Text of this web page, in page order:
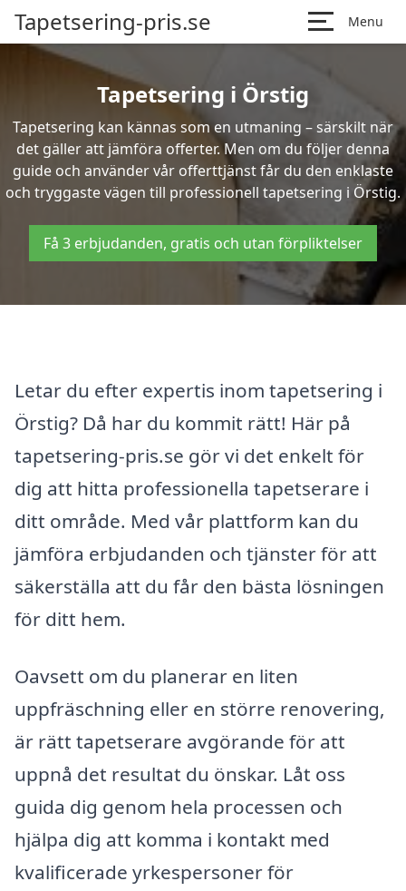
Tapetsering-pris.se Menu
Tapetsering i Örstig
Tapetsering kan kännas som en utmaning – särskilt när
det gäller att jämföra offerter. Men om du följer denna
guide och använder vår offerttjänst får du den enklaste
och tryggaste vägen till professionell tapetsering i Örstig.
Få 3 erbjudanden, gratis och utan förpliktelser
Letar du efter expertis inom tapetsering i
Örstig? Då har du kommit rätt! Här på
tapetsering-pris.se gör vi det enkelt för
dig att hitta professionella tapetserare i
ditt område. Med vår plattform kan du
jämföra erbjudanden och tjänster för att
säkerställa att du får den bästa lösningen
för ditt hem.
Oavsett om du planerar en liten
uppfräschning eller en större renovering,
är rätt tapetserare avgörande för att
uppnå det resultat du önskar. Låt oss
guida dig genom hela processen och
hjälpa dig att komma i kontakt med
kvalificerade yrkespersoner för